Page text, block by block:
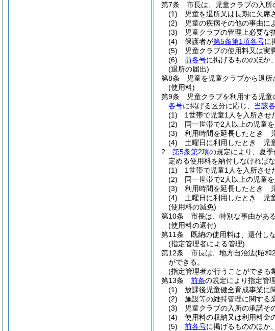
第7条
市長は、児童クラブの入
(1)
児童を退所又は長期に欠席
(2)
児童の疾病その他の事由に
(3)
児童クラブの管理上必要な
(4)
保護者が第5条第1項各号に
(5)
児童クラブの使用料又は実
(6)
前各号に掲げるもののほか
(退所の届出)
第8条
児童を児童クラブから退
(使用料)
第9条
児童クラブを利用する児童
各号に掲げる区分に応じ、 当該
(1)
1世帯で児童1人を入所さ
(2)
同一世帯で2人以上の児童
(3)
利用時間を延長したとき
(4)
土曜日に利用したとき 児
2
第5条第2項の規定により、夏
定める使用料を納付しなければな
(1)
1世帯で児童1人を入所さ
(2)
同一世帯で2人以上の児童
(3)
利用時間を延長したとき
(4)
土曜日に利用したとき 児
(使用料の減免)
第10条
市長は、特別な事由があ
(使用料の還付)
第11条
既納の使用料は、還付しな
(指定管理者による管理)
第12条
市長は、地方自治法(昭和
ができる。
(指定管理者が行うことができる
第13条
前条の規定により指定管
(1)
放課後児童健全育成事業に
(2)
施設等の維持管理に関する
(3)
児童クラブの入所の承諾そ
(4)
使用料の収納又は利用料金
(5)
前各号に掲げるもののほか